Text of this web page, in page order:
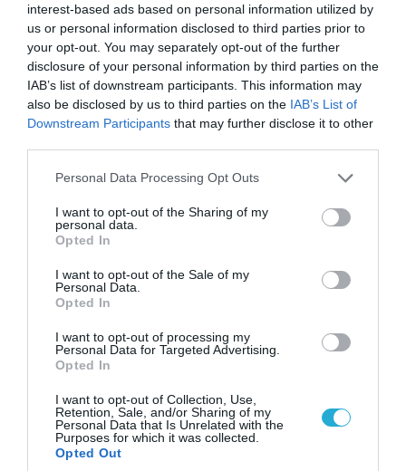
interest-based ads based on personal information utilized by
us or personal information disclosed to third parties prior to
your opt-out. You may separately opt-out of the further
disclosure of your personal information by third parties on the
IAB’s list of downstream participants. This information may
also be disclosed by us to third parties on the IAB’s List of
Downstream Participants that may further disclose it to other
Please note that this website/app uses one or more Google
not limited to your visit or usage behaviour. You may click to
grant or deny consent to Google and its third-party tags to
use your data for below specified purposes in below Google
consent section.
Personal Data Processing Opt Outs
I want to opt-out of the Sharing of my
personal data.
Opted In
I want to opt-out of the Sale of my
Personal Data.
Opted In
I want to opt-out of processing my
Personal Data for Targeted Advertising.
Opted In
I want to opt-out of Collection, Use,
Retention, Sale, and/or Sharing of my
Personal Data that Is Unrelated with the
Purposes for which it was collected.
Opted Out
09.08.2026 | 13:02
Το Ιράν «παγώνει» τις ΗΠΑ για άνοιγμα των
δισ.δολάρια και διόδια» (upd)